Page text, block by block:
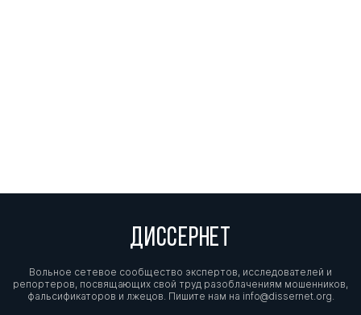
ДИССЕРНЕТ
Вольное сетевое сообщество экспертов, исследователей и
репортеров, посвящающих свой труд разоблачениям мошенников,
фальсификаторов и лжецов. Пишите нам на info@dissernet.org.